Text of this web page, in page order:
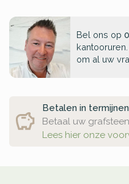
Bel ons op
om al uw
Betalen in
Betaal uw
Lees hier onze